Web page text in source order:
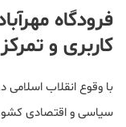
فرودگاه
کاربری و
سیاسی و اقتصادی